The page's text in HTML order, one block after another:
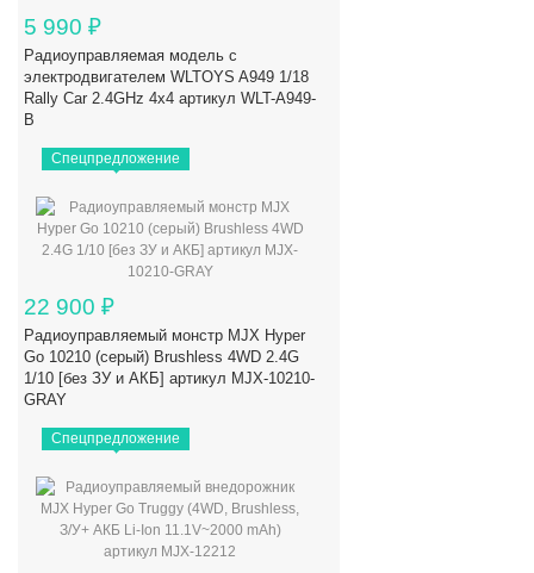
5 990 ₽
Радиоуправляемая модель с
электродвигателем WLTOYS A949 1/18
Rally Car 2.4GHz 4x4 артикул WLT-A949-
B
Спецпредложение
22 900 ₽
Радиоуправляемый монстр MJX Hyper
Go 10210 (серый) Brushless 4WD 2.4G
1/10 [без ЗУ и АКБ] артикул MJX-10210-
GRAY
Спецпредложение